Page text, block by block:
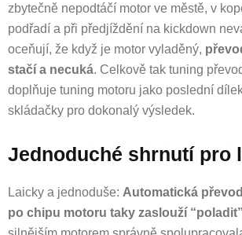
zbytečně nepodtáčí motor ve městě, v
podřadí a při předjíždění na kickdown
oceňují, že když je motor vyladěný,
stačí a necuká. Celkově tak tuning
doplňuje tuning motoru jako poslední
skládačky pro dokonalý výsledek.
Jednoduché shrnutí pro
Laicky a jednoduše: Automatická
po chipu motoru taky zaslouží “poladit”